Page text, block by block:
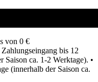
von 0 €
bis 12
Saison ca. 1-2 Werktage). •
(innerhalb der Saison ca.